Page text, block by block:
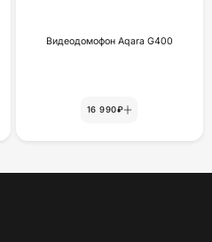
Видеодомофон Aqara G400
16 990₽